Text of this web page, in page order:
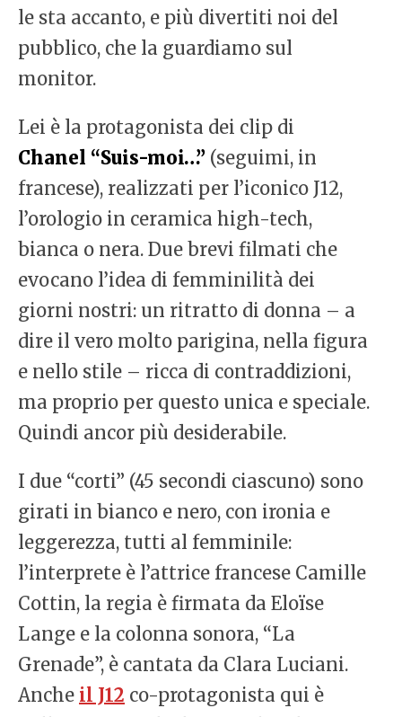
le sta accanto, e più divertiti noi del
pubblico, che la guardiamo sul
monitor.
Lei è la protagonista dei clip di
Chanel “Suis-moi…” (seguimi, in
francese), realizzati per l’iconico J12,
l’orologio in ceramica high-tech,
bianca o nera. Due brevi filmati che
evocano l’idea di femminilità dei
giorni nostri: un ritratto di donna – a
dire il vero molto parigina, nella figura
e nello stile – ricca di contraddizioni,
ma proprio per questo unica e speciale.
Quindi ancor più desiderabile.
I due “corti” (45 secondi ciascuno) sono
girati in bianco e nero, con ironia e
leggerezza, tutti al femminile:
l’interprete è l’attrice francese Camille
Cottin, la regia è firmata da Eloïse
Lange e la colonna sonora, “La
Grenade”, è cantata da Clara Luciani.
Anche il J12 co-protagonista qui è